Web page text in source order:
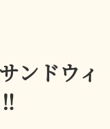
ンドウィ